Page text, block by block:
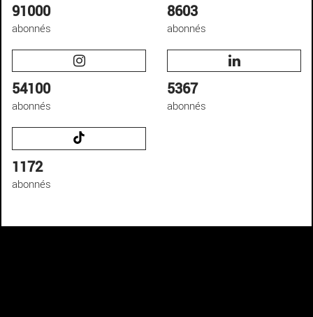
91000
abonnés
8603
abonnés
54100
abonnés
5367
abonnés
1172
abonnés